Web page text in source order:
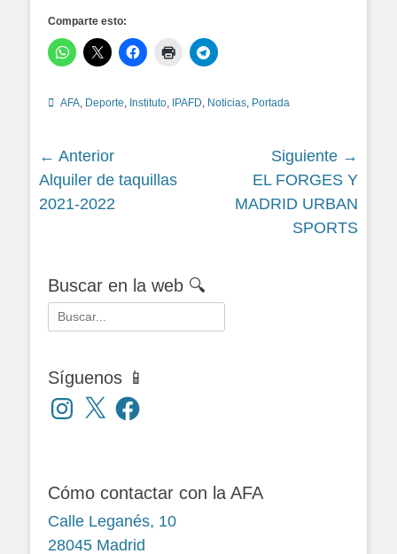
Comparte esto:
Categorías
AFA Deporte Instituto IPAFD Noticias Portada
Navegación
de
entradas
← Anterior
Siguiente
entrada:
Alquiler de taquillas
2021-2022
Siguiente →
Siguiente
entrada:
EL FORGES Y
MADRID URBAN
SPORTS
Buscar en la web 🔍
Buscar:
Síguenos 📱
Instagram
X Facebook
Cómo contactar con la AFA
Calle Leganés, 10
28045 Madrid